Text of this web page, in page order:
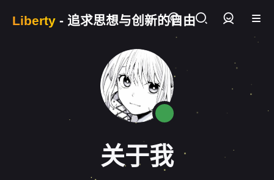
Liberty - 追求思想与创新的自由
登录
关于我